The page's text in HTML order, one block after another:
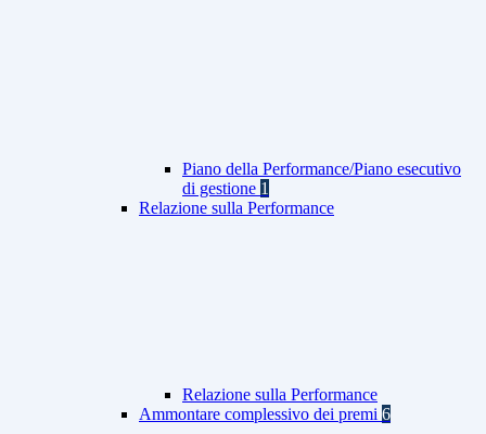
Piano della Performance/Piano esecutivo
di gestione 1
Relazione sulla Performance
Relazione sulla Performance
Ammontare complessivo dei premi 6